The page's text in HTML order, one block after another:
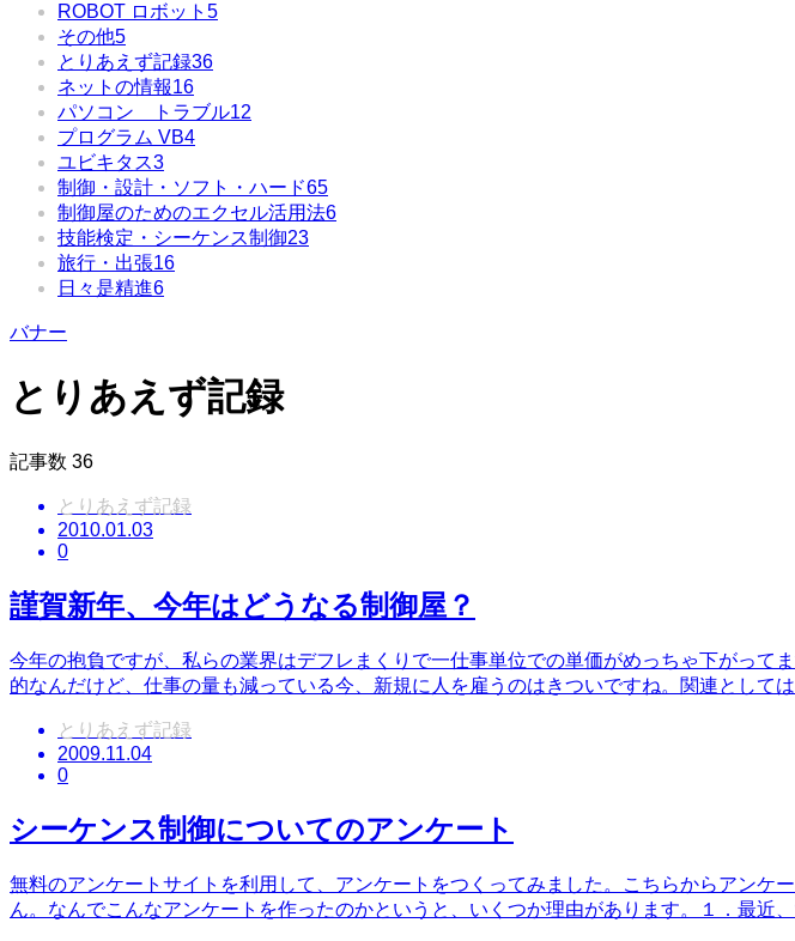
ROBOT ロボット 5
その他5
とりあえず記録36
ネットの情報16
パソコン トラブル12
プログラム VB4
ユビキタス3
制御・設計・ソフト・ハード65
制御屋のためのエクセル活用法6
技能検定・シーケンス制御23
旅行・出張16
日々是精進6
バナー
とりあえず記録
記事数 36
とりあえず記録
2010.01.03
0
謹賀新年、今年はどうなる制御屋？
今年の抱負ですが、私らの業界はデフレまくりで一仕事単位での単価がめっちゃ下がっ
的なんだけど、仕事の量も減っている今、新規に人を雇うのはきついですね。関連として
とりあえず記録
2009.11.04
0
シーケンス制御についてのアンケート
無料のアンケートサイトを利用して、アンケートをつくってみました。こちらからアン
ん。なんでこんなアンケートを作ったのかというと、いくつか理由があります。１．最近